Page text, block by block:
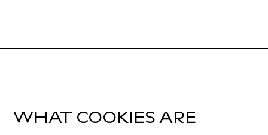
WHAT COOKIES ARE